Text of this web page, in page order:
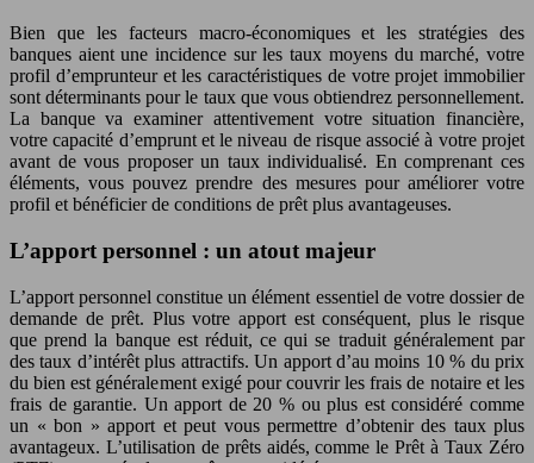
Bien que les facteurs macro-économiques et les stratégies des
banques aient une incidence sur les taux moyens du marché, votre
profil d’emprunteur et les caractéristiques de votre projet immobilier
sont déterminants pour le taux que vous obtiendrez personnellement.
La banque va examiner attentivement votre situation financière,
votre capacité d’emprunt et le niveau de risque associé à votre projet
avant de vous proposer un taux individualisé. En comprenant ces
éléments, vous pouvez prendre des mesures pour améliorer votre
profil et bénéficier de conditions de prêt plus avantageuses.
L’apport personnel : un atout majeur
L’apport personnel constitue un élément essentiel de votre dossier de
demande de prêt. Plus votre apport est conséquent, plus le risque
que prend la banque est réduit, ce qui se traduit généralement par
des taux d’intérêt plus attractifs. Un apport d’au moins 10 % du prix
du bien est généralement exigé pour couvrir les frais de notaire et les
frais de garantie. Un apport de 20 % ou plus est considéré comme
un « bon » apport et peut vous permettre d’obtenir des taux plus
avantageux. L’utilisation de prêts aidés, comme le Prêt à Taux Zéro